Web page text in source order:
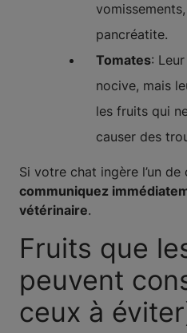
pancréatite.
Tomates:
nocive, mais
les fruits qui
causer des
Si votre chat ingère l’un de
communiquez
vétérinaire.
Fruits que
peuvent
ceux à